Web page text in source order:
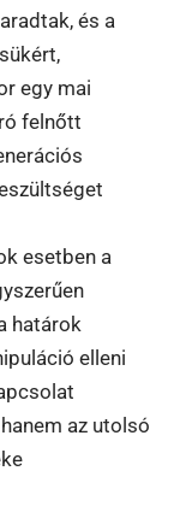
és a
egy mai
felnőtt
esetben a
határok
elleni
az utolsó